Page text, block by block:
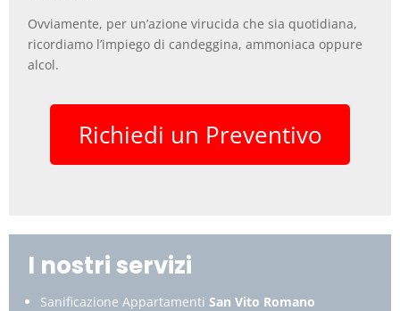
Ovviamente, per un’azione virucida che sia quotidiana,
ricordiamo l’impiego di candeggina, ammoniaca oppure
alcol.
Richiedi un Preventivo
I nostri servizi
Sanificazione AppartamentiSan Vito Romano